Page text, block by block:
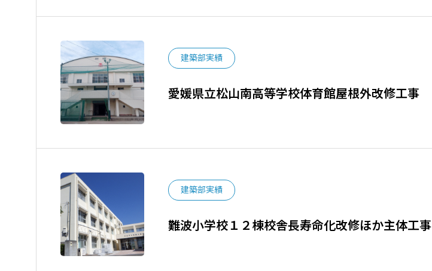
建築部実績
愛媛県立松山南高等学校体育館屋根外改修工事
建築部実績
難波小学校１２棟校舎長寿命化改修ほか主体工事